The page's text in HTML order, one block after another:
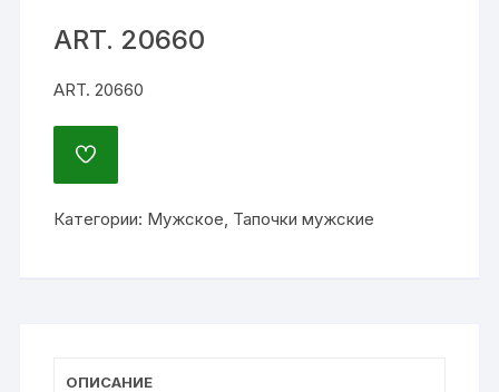
ART. 20660
ART. 20660
ДОБАВИТЬ
Категории: Мужское, Тапочки мужские
ОПИСАНИЕ